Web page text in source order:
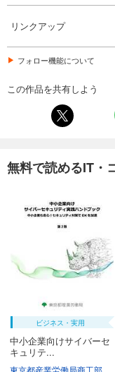
──アイデア出しを手伝っ
──製品名やサービス名を
──キャッチコピーを考え
──プログラミングでの活
──試験勉強に役立てよう
──面接の練習相手になっ
リンクアップ
フォロー機能について
この作品を共有しよう
無料で読めるIT・
ビジネス・実用
中小企業向けサイバーセ
キュリテ...